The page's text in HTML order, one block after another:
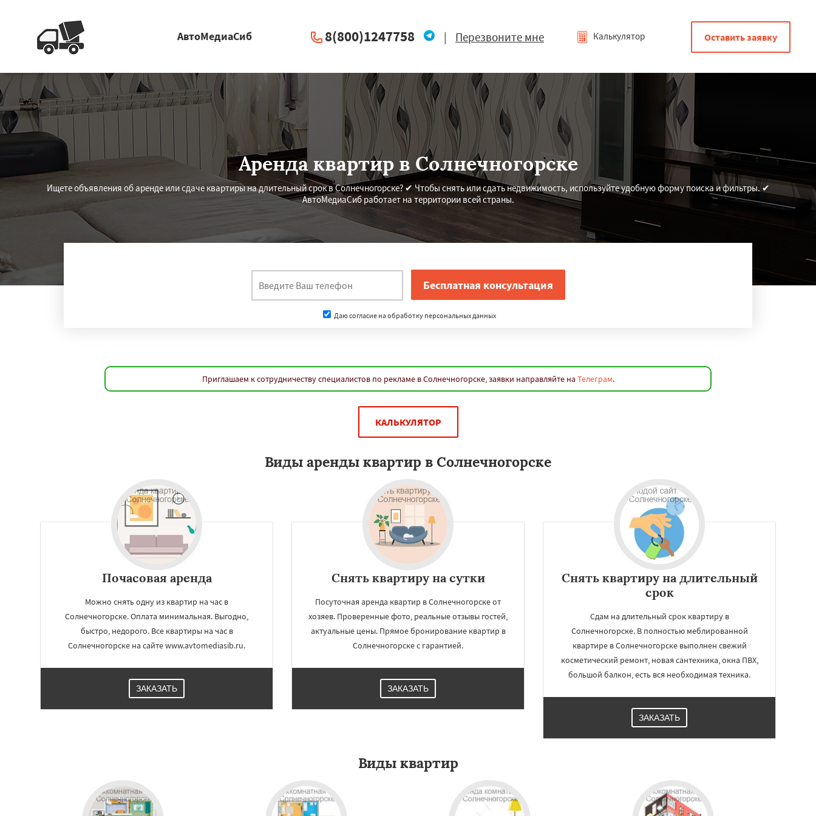
АвтоМедиаСиб 8(800)1247758 | Перезвоните мне Калькулятор Оставить заявку
Аренда квартир в Солнечногорске
Ищете объявления об аренде или сдаче квартиры на длительный срок в Солнечногорске? ✔ Чтобы снять или сдать недвижимость, используйте удобную форму поиска и фильтры. ✔
АвтоМедиаСиб работает на территории всей страны.
Даю согласие на обработку персональных данных
Приглашаем к сотрудничеству специалистов по рекламе в Солнечногорске, заявки направляйте на Телеграм.
КАЛЬКУЛЯТОР
Виды аренды квартир в Солнечногорске
Почасовая аренда
Можно снять одну из квартир на час в
Солнечногорске. Оплата минимальная. Выгодно,
быстро, недорого. Все квартиры на час в
Солнечногорске на сайте www.avtomediasib.ru.
ЗАКАЗАТЬ
Снять квартиру на сутки
Посуточная аренда квартир в Солнечногорске от
хозяев. Проверенные фото, реальные отзывы гостей,
актуальные цены. Прямое бронирование квартир в
Солнечногорске с гарантией.
ЗАКАЗАТЬ
Снять квартиру на длительный
срок
Сдам на длительный срок квартиру в
Солнечногорске. В полностью меблированной
квартире в Солнечногорске выполнен свежий
косметический ремонт, новая сантехника, окна ПВХ,
большой балкон, есть вся необходимая техника.
ЗАКАЗАТЬ
Виды квартир